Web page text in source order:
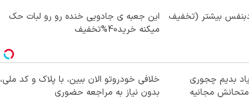
بیشتر (تخفیف
این جعبه ی جادویی خنده رو رو لبات حک
میکنه خرید40%تخفیف
بدیم چجوری
مجانیه
خلافی خودروتو الان ببین، با پلاک و کد ملی،
بدون نیاز به مراجعه حضوری